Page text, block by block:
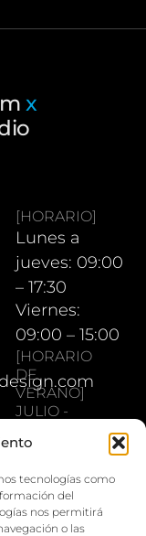
tecnologías como
del
nos permitirá
o las
x
[HORARIO]
Lunes a
jueves: 09:00
– 17:30
Viernes:
09:00 – 15:00
[HORARIO
DE
VERANO]
JULIO -
Lunes a
jueves: 08:00
– 16:30
Viernes: